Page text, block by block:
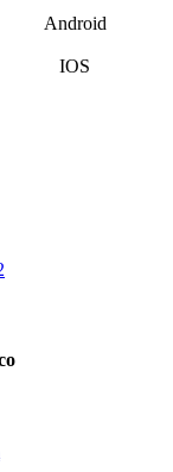
Android
IOS